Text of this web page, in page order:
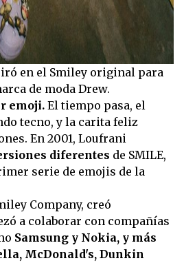
en el Smiley original para
de moda Drew.
emoji. El tiempo pasa, el
tecno, y la carita feliz
En 2001, Loufrani
diferentes de SMILE,
serie de emojis de la
Company, creó
a colaborar con compañías
Samsung y Nokia, y más
McDonald's, Dunkin